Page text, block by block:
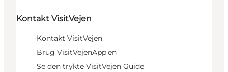
Kontakt VisitVejen
Kontakt VisitVejen
Brug VisitVejenApp'en
Se den trykte VisitVejen Guide